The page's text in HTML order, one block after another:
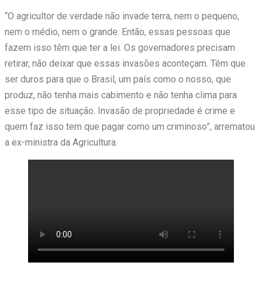
“O agricultor de verdade não invade terra, nem o pequeno,
nem o médio, nem o grande. Então, essas pessoas que
fazem isso têm que ter a lei. Os governadores precisam
retirar, não deixar que essas invasões aconteçam. Têm que
ser duros para que o Brasil, um país como o nosso, que
produz, não tenha mais cabimento e não tenha clima para
esse tipo de situação. Invasão de propriedade é crime e
quem faz isso tem que pagar como um criminoso”, arrematou
a ex-ministra da Agricultura.